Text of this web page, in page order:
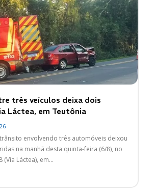
três veículos deixa dois
Láctea, em Teutônia
envolvendo três automóveis deixou
na manhã desta quinta-feira (6/8), no
(Via Láctea), em...